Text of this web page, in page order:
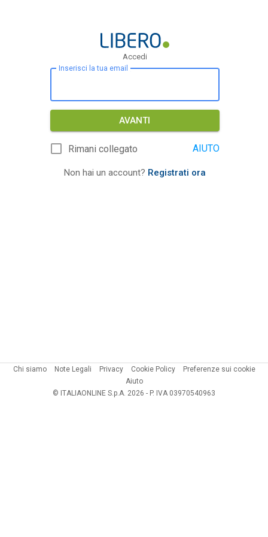
Accedi
Inserisci la tua email
AVANTI
Rimani collegato AIUTO
Non hai un account? Registrati ora
Chi siamo Note Legali Privacy Cookie Policy
Preferenze sui cookie
Aiuto
© ITALIAONLINE S.p.A. 2026 - P. IVA 03970540963